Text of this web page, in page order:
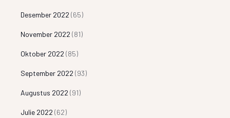
Desember 2022 (65)
November 2022 (81)
Oktober 2022 (85)
September 2022 (93)
Augustus 2022 (91)
Julie 2022 (62)